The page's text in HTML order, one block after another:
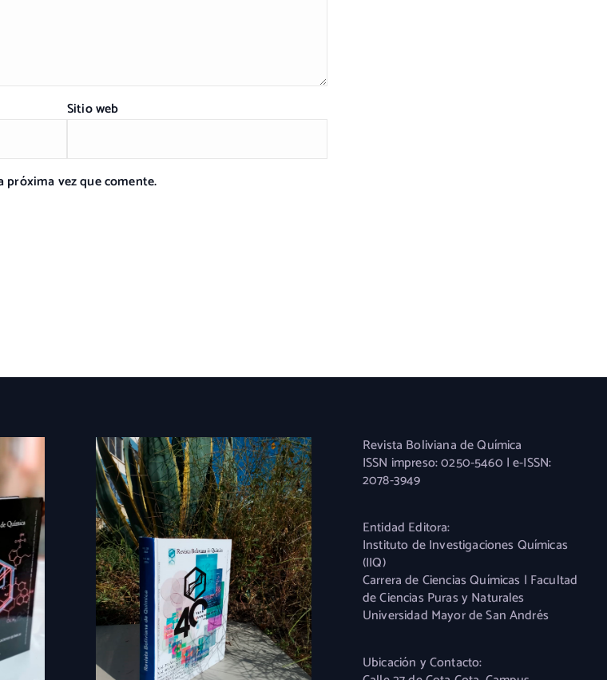
Sitio web
vez que comente.
Revista Boliviana de Química
ISSN impreso: 0250-5460 | e-ISSN:
2078-3949
Entidad Editora:
Instituto de Investigaciones Químicas
(IIQ)
Carrera de Ciencias Químicas | Facultad
de Ciencias Puras y Naturales
Universidad Mayor de San Andrés
Ubicación y Contacto: